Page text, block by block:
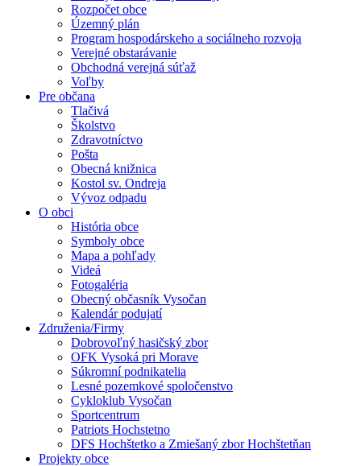
Rozpočet obce
Územný plán
Program hospodárskeho a sociálneho rozvoja
Verejné obstarávanie
Obchodná verejná súťaž
Voľby
Pre občana
Tlačivá
Školstvo
Zdravotníctvo
Pošta
Obecná knižnica
Kostol sv. Ondreja
Vývoz odpadu
O obci
História obce
Symboly obce
Mapa a pohľady
Videá
Fotogaléria
Obecný občasník Vysočan
Kalendár podujatí
Združenia/Firmy
Dobrovoľný hasičský zbor
OFK Vysoká pri Morave
Súkromní podnikatelia
Lesné pozemkové spoločenstvo
Cykloklub Vysočan
Sportcentrum
Patriots Hochstetno
DFS Hochštetko a Zmiešaný zbor Hochštetňan
Projekty obce